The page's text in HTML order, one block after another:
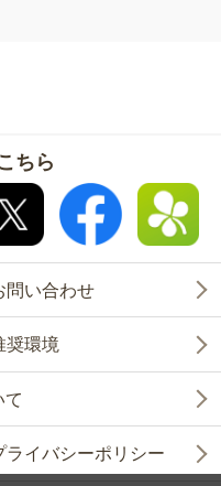
ちら
問い合わせ
奨環境
て
ライバシーポリシー